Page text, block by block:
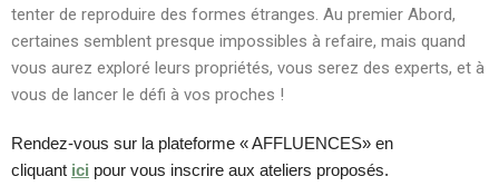
tenter de reproduire des formes étranges. Au premier Abord,
certaines semblent presque impossibles à refaire, mais quand
vous aurez exploré leurs propriétés, vous serez des experts, et à
vous de lancer le défi à vos proches !
Rendez-vous sur la plateforme « AFFLUENCES» en
cliquant ici pour vous inscrire aux ateliers proposés.